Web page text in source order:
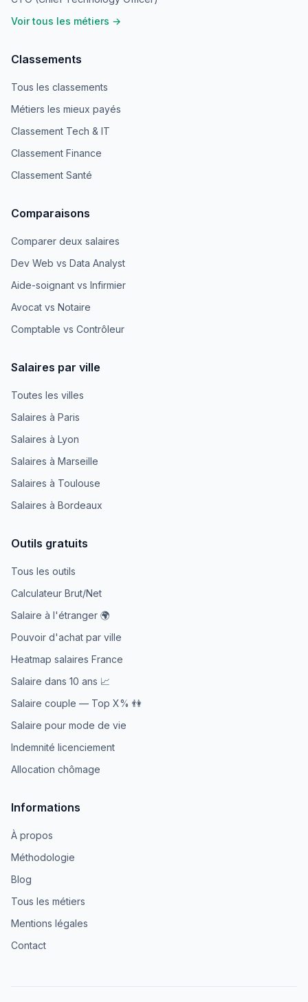
Voir tous les métiers →
Classements
Tous les classements
Métiers les mieux payés
Classement Tech & IT
Classement Finance
Classement Santé
Comparaisons
Comparer deux salaires
Dev Web vs Data Analyst
Aide-soignant vs Infirmier
Avocat vs Notaire
Comptable vs Contrôleur
Salaires par ville
Toutes les villes
Salaires à Paris
Salaires à Lyon
Salaires à Marseille
Salaires à Toulouse
Salaires à Bordeaux
Outils gratuits
Tous les outils
Calculateur Brut/Net
Salaire à l'étranger 🌍
Pouvoir d'achat par ville
Heatmap salaires France
Salaire dans 10 ans 📈
Salaire couple — Top X% 👫
Salaire pour mode de vie
Indemnité licenciement
Allocation chômage
Informations
À propos
Méthodologie
Blog
Tous les métiers
Mentions légales
Contact